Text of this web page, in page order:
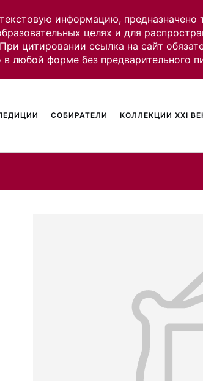
информацию, предназначено
целях и для
цитировании ссылка на сайт
любой форме без предварительного
СОБИРАТЕЛИ КОЛЛЕКЦИИ XXI